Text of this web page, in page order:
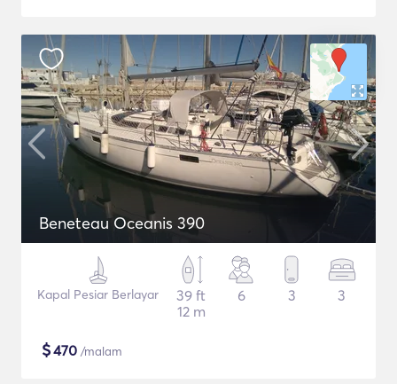
Beneteau Oceanis 390
Kapal Pesiar Berlayar
39 ft
12 m
6 3 3
$470 /malam